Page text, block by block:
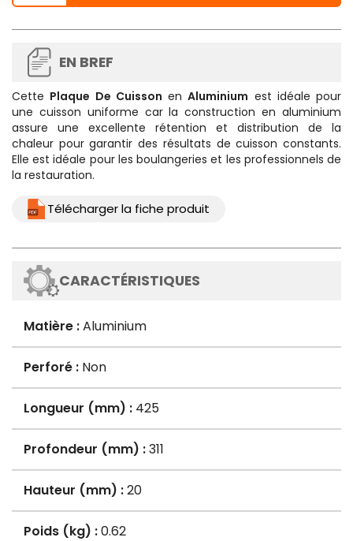
EN BREF
Cette Plaque De Cuisson enAluminium est idéale pour
une cuisson uniforme car la construction en aluminium
assure une excellente rétention et distribution de la
chaleur pour garantir des résultats de cuisson constants.
Elle est idéale pour les boulangeries et les professionnels de
la restauration.
Télécharger la fiche produit
CARACTÉRISTIQUES
Matière :Aluminium
Perforé : Non
Longueur (mm) : 425
Profondeur (mm) :311
Hauteur (mm) :20
Poids (kg) :0.62